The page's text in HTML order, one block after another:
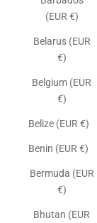
(EUR €)
Belarus (EUR
€)
Belgium (EUR
€)
Belize (EUR €)
Benin (EUR €)
Bermuda (EUR
€)
Bhutan (EUR